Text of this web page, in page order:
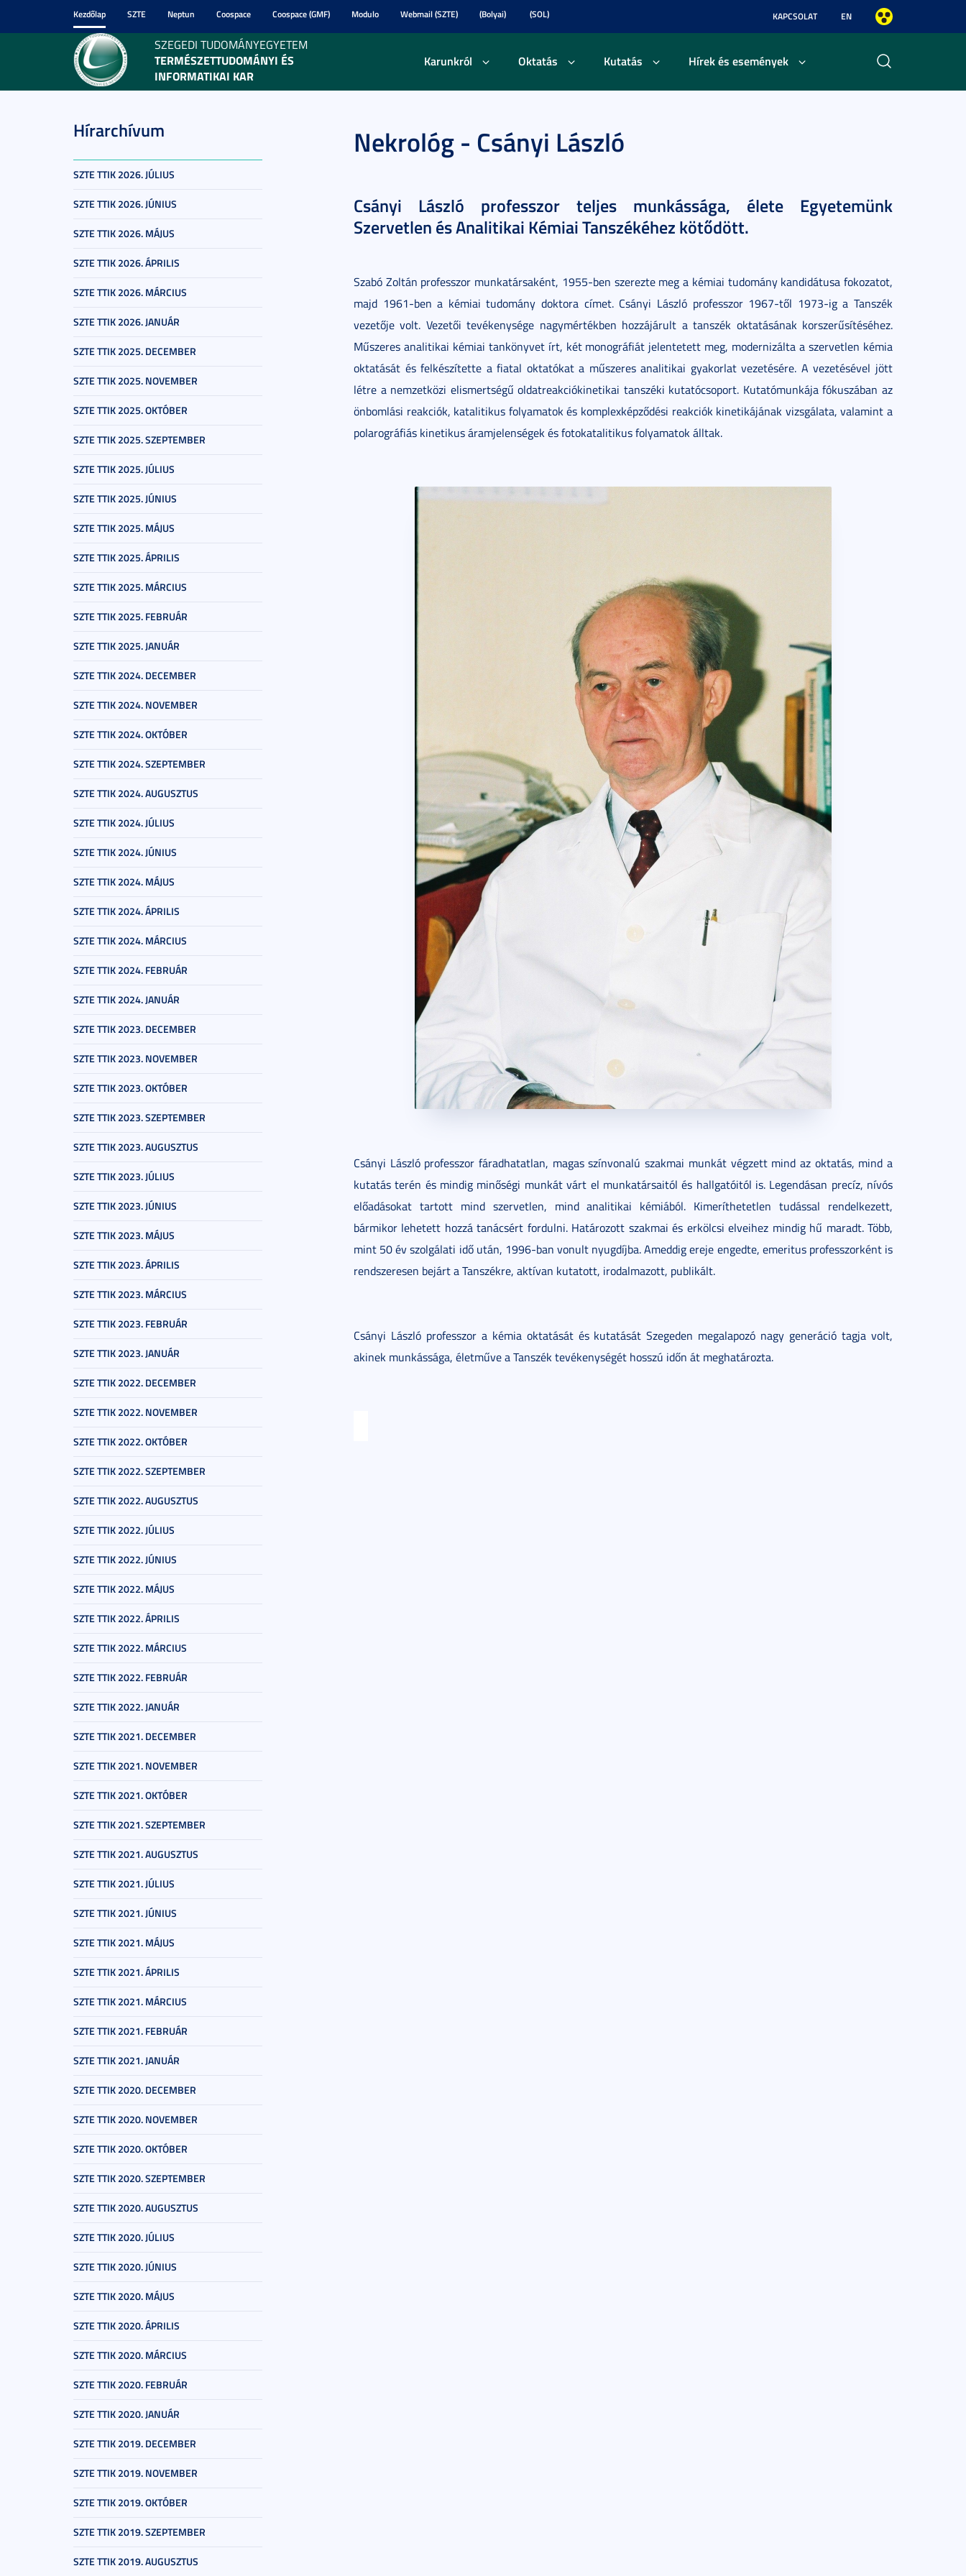
Kezdőlap SZTE Neptun Coospace Coospace (GMF) Modulo Webmail (SZTE) (Bolyai) (SOL) KAPCSOLAT EN
SZEGEDI TUDOMÁNYEGYETEM
TERMÉSZETTUDOMÁNYI ÉS
INFORMATIKAI KAR
Karunkról Oktatás Kutatás Hírek és események
Hírarchívum
SZTE TTIK 2026. JÚLIUS
SZTE TTIK 2026. JÚNIUS
SZTE TTIK 2026. MÁJUS
SZTE TTIK 2026. ÁPRILIS
SZTE TTIK 2026. MÁRCIUS
SZTE TTIK 2026. JANUÁR
SZTE TTIK 2025. DECEMBER
SZTE TTIK 2025. NOVEMBER
SZTE TTIK 2025. OKTÓBER
SZTE TTIK 2025. SZEPTEMBER
SZTE TTIK 2025. JÚLIUS
SZTE TTIK 2025. JÚNIUS
SZTE TTIK 2025. MÁJUS
SZTE TTIK 2025. ÁPRILIS
SZTE TTIK 2025. MÁRCIUS
SZTE TTIK 2025. FEBRUÁR
SZTE TTIK 2025. JANUÁR
SZTE TTIK 2024. DECEMBER
SZTE TTIK 2024. NOVEMBER
SZTE TTIK 2024. OKTÓBER
SZTE TTIK 2024. SZEPTEMBER
SZTE TTIK 2024. AUGUSZTUS
SZTE TTIK 2024. JÚLIUS
SZTE TTIK 2024. JÚNIUS
SZTE TTIK 2024. MÁJUS
SZTE TTIK 2024. ÁPRILIS
SZTE TTIK 2024. MÁRCIUS
SZTE TTIK 2024. FEBRUÁR
SZTE TTIK 2024. JANUÁR
SZTE TTIK 2023. DECEMBER
SZTE TTIK 2023. NOVEMBER
SZTE TTIK 2023. OKTÓBER
SZTE TTIK 2023. SZEPTEMBER
SZTE TTIK 2023. AUGUSZTUS
SZTE TTIK 2023. JÚLIUS
SZTE TTIK 2023. JÚNIUS
SZTE TTIK 2023. MÁJUS
SZTE TTIK 2023. ÁPRILIS
SZTE TTIK 2023. MÁRCIUS
SZTE TTIK 2023. FEBRUÁR
SZTE TTIK 2023. JANUÁR
SZTE TTIK 2022. DECEMBER
SZTE TTIK 2022. NOVEMBER
SZTE TTIK 2022. OKTÓBER
SZTE TTIK 2022. SZEPTEMBER
SZTE TTIK 2022. AUGUSZTUS
SZTE TTIK 2022. JÚLIUS
SZTE TTIK 2022. JÚNIUS
SZTE TTIK 2022. MÁJUS
SZTE TTIK 2022. ÁPRILIS
SZTE TTIK 2022. MÁRCIUS
SZTE TTIK 2022. FEBRUÁR
SZTE TTIK 2022. JANUÁR
SZTE TTIK 2021. DECEMBER
SZTE TTIK 2021. NOVEMBER
SZTE TTIK 2021. OKTÓBER
SZTE TTIK 2021. SZEPTEMBER
SZTE TTIK 2021. AUGUSZTUS
SZTE TTIK 2021. JÚLIUS
SZTE TTIK 2021. JÚNIUS
SZTE TTIK 2021. MÁJUS
SZTE TTIK 2021. ÁPRILIS
SZTE TTIK 2021. MÁRCIUS
SZTE TTIK 2021. FEBRUÁR
SZTE TTIK 2021. JANUÁR
SZTE TTIK 2020. DECEMBER
SZTE TTIK 2020. NOVEMBER
SZTE TTIK 2020. OKTÓBER
SZTE TTIK 2020. SZEPTEMBER
SZTE TTIK 2020. AUGUSZTUS
SZTE TTIK 2020. JÚLIUS
SZTE TTIK 2020. JÚNIUS
SZTE TTIK 2020. MÁJUS
SZTE TTIK 2020. ÁPRILIS
SZTE TTIK 2020. MÁRCIUS
SZTE TTIK 2020. FEBRUÁR
SZTE TTIK 2020. JANUÁR
SZTE TTIK 2019. DECEMBER
SZTE TTIK 2019. NOVEMBER
SZTE TTIK 2019. OKTÓBER
SZTE TTIK 2019. SZEPTEMBER
SZTE TTIK 2019. AUGUSZTUS
Nekrológ - Csányi László
Csányi László professzor teljes munkássága, élete Egyetemünk
Szervetlen és Analitikai Kémiai Tanszékéhez kötődött.
Szabó Zoltán professzor munkatársaként, 1955-ben szerezte meg a kémiai tudomány kandidátusa fokozatot,
majd 1961-ben a kémiai tudomány doktora címet. Csányi László professzor 1967-től 1973-ig a Tanszék
vezetője volt. Vezetői tevékenysége nagymértékben hozzájárult a tanszék oktatásának korszerűsítéséhez.
Műszeres analitikai kémiai tankönyvet írt, két monográfiát jelentetett meg, modernizálta a szervetlen kémia
oktatását és felkészítette a fiatal oktatókat a műszeres analitikai gyakorlat vezetésére. A vezetésével jött
létre a nemzetközi elismertségű oldatreakciókinetikai tanszéki kutatócsoport. Kutatómunkája fókuszában az
önbomlási reakciók, katalitikus folyamatok és komplexképződési reakciók kinetikájának vizsgálata, valamint a
polarográfiás kinetikus áramjelenségek és fotokatalitikus folyamatok álltak.
Csányi László professzor fáradhatatlan, magas színvonalú szakmai munkát végzett mind az oktatás, mind a
kutatás terén és mindig minőségi munkát várt el munkatársaitól és hallgatóitól is. Legendásan precíz, nívós
előadásokat tartott mind szervetlen, mind analitikai kémiából. Kimeríthetetlen tudással rendelkezett,
bármikor lehetett hozzá tanácsért fordulni. Határozott szakmai és erkölcsi elveihez mindig hű maradt. Több,
mint 50 év szolgálati idő után, 1996-ban vonult nyugdíjba. Ameddig ereje engedte, emeritus professzorként is
rendszeresen bejárt a Tanszékre, aktívan kutatott, irodalmazott, publikált.
Csányi László professzor a kémia oktatását és kutatását Szegeden megalapozó nagy generáció tagja volt,
akinek munkássága, életműve a Tanszék tevékenységét hosszú időn át meghatározta.